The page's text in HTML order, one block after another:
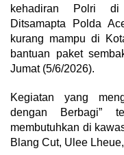
kehadiran Polri di
Ditsamapta Polda
kurang mampu di
bantuan paket
Jumat (5/6/2026).
Kegiatan yang
dengan Berbagi”
membutuhkan di
Blang Cut, Ulee